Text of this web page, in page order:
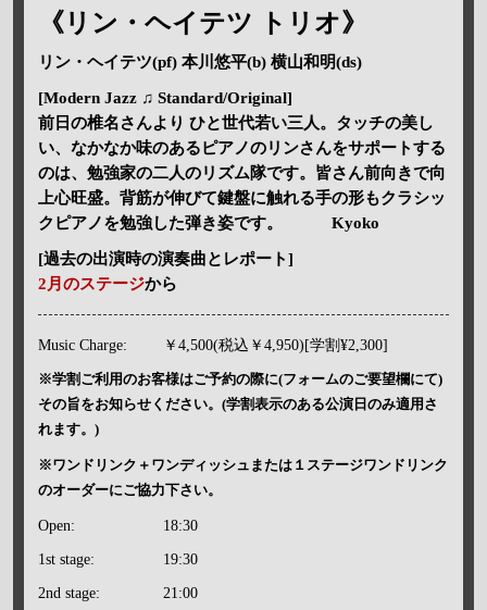
《リン・ヘイテツ トリオ》
リン・ヘイテツ(pf) 本川悠平(b) 横山和明(ds)
[Modern Jazz ♫ Standard/Original]
前日の椎名さんより ひと世代若い三人。タッチの美し
い、なかなか味のあるピアノのリンさんをサポートする
のは、勉強家の二人のリズム隊です。皆さん前向きで向
上心旺盛。背筋が伸びて鍵盤に触れる手の形もクラシッ
クピアノを勉強した弾き姿です。 Kyoko
[過去の出演時の演奏曲とレポート]
2月のステージから
Music Charge: ￥4,500(税込￥4,950)[学割¥2,300]
※学割ご利用のお客様はご予約の際に(フォームのご要望欄にて)
その旨をお知らせください。(学割表示のある公演日のみ適用さ
れます。)
※ワンドリンク＋ワンディッシュまたは１ステージワンドリンク
のオーダーにご協力下さい。
Open: 18:30
1st stage: 19:30
2nd stage: 21:00